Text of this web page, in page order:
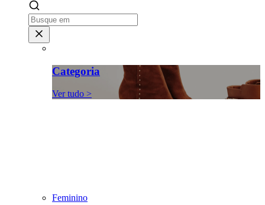
Categoria
Ver tudo >
Feminino